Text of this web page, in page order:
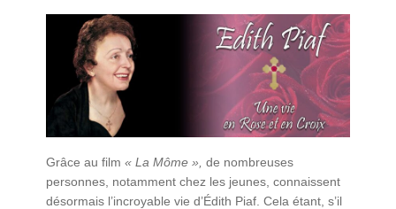
Grâce au film« La Môme », de nombreuses
personnes, notamment chez les jeunes, connaissent
désormais l’incroyable vie d’Édith Piaf. Cela étant, s’il